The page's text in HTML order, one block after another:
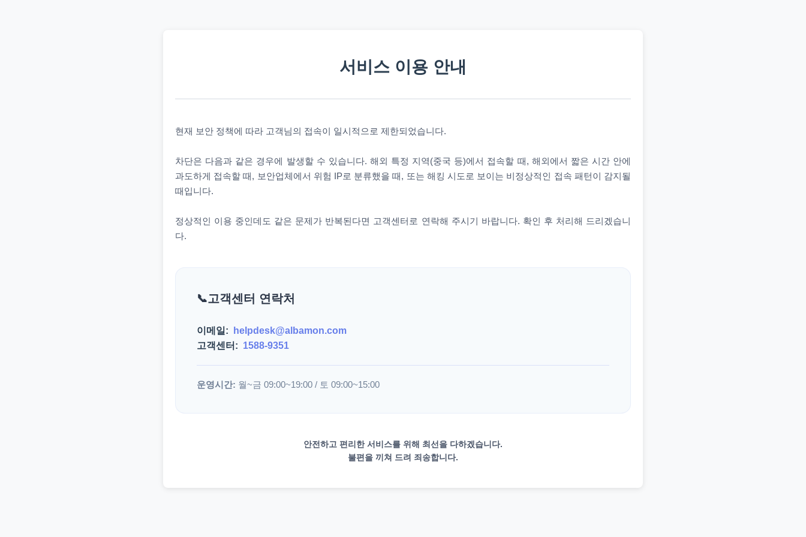
서비스 이용 안내
현재 보안 정책에 따라 고객님의 접속이 일시적으로 제한되었습니다.
차단은 다음과 같은 경우에 발생할 수 있습니다. 해외 특정 지역(중국 등)에서 접속할 때, 해외에서 짧은 시간 안에
과도하게 접속할 때, 보안업체에서 위험 IP로 분류했을 때, 또는 해킹 시도로 보이는 비정상적인 접속 패턴이 감지될
때입니다.
정상적인 이용 중인데도 같은 문제가 반복된다면 고객센터로 연락해 주시기 바랍니다. 확인 후 처리해 드리겠습니
다.
고객센터 연락처
이메일:
helpdesk@albamon.com
고객센터: 1588-9351
운영시간: 월~금 09:00~19:00 / 토 09:00~15:00
안전하고 편리한 서비스를 위해 최선을 다하겠습니다.
불편을 끼쳐 드려 죄송합니다.